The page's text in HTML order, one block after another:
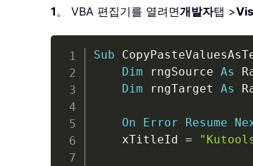
1。 VBA 편집기를 열려면개발자탭 >
Sub
Dim rngSource As
Dim rngTarget As
On Error Resume
    xTitleId
=